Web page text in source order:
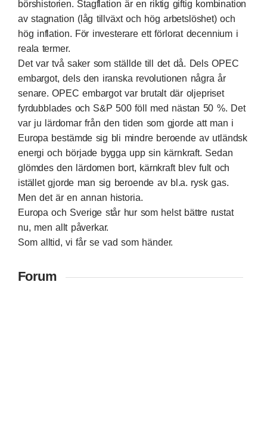
börshistorien. Stagflation är en riktig giftig kombination
av stagnation (låg tillväxt och hög arbetslöshet) och
hög inflation. För investerare ett förlorat decennium i
reala termer.
Det var två saker som ställde till det då. Dels OPEC
embargot, dels den iranska revolutionen några år
senare. OPEC embargot var brutalt där oljepriset
fyrdubblades och S&P 500 föll med nästan 50 %. Det
var ju lärdomar från den tiden som gjorde att man i
Europa bestämde sig bli mindre beroende av utländsk
energi och började bygga upp sin kärnkraft. Sedan
glömdes den lärdomen bort, kärnkraft blev fult och
istället gjorde man sig beroende av bl.a. rysk gas.
Men det är en annan historia.
Europa och Sverige står hur som helst bättre rustat
nu, men allt påverkar.
Som alltid, vi får se vad som händer.
Forum